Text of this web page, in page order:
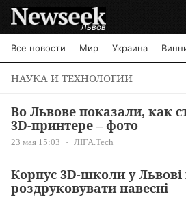
Львов
Все новости Мир Украина
НАУКА И ТЕХНОЛОГИИ
Во Львове показали, как
3D-принтере – фото
23 мая 15:03 ЛІГА.Tech
Корпус 3D-школи у Львові
роздруковувати навесні